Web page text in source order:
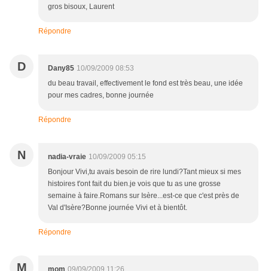
gros bisoux, Laurent
Répondre
D Dany85 10/09/2009 08:53
du beau travail, effectivement le fond est très beau, une idée
pour mes cadres, bonne journée
Répondre
N nadia-vraie 10/09/2009 05:15
Bonjour Vivi,tu avais besoin de rire lundi?Tant mieux si mes
histoires t'ont fait du bien.je vois que tu as une grosse
semaine à faire.Romans sur Isère...est-ce que c'est près de
Val d'Isère?Bonne journée Vivi et à bientôt.
Répondre
M mom 09/09/2009 11:26